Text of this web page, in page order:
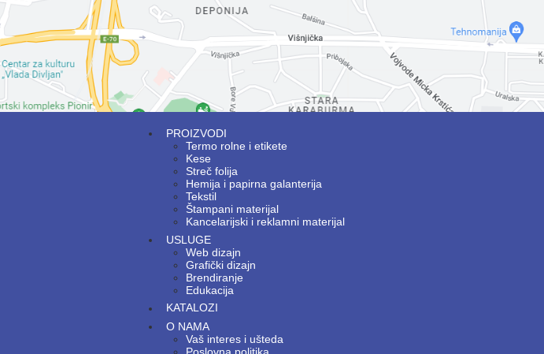
PROIZVODI
Termo rolne i etikete
Kese
Streč folija
Hemija i papirna galanterija
Tekstil
Štampani materijal
Kancelarijski i reklamni materijal
USLUGE
Web dizajn
Grafički dizajn
Brendiranje
Edukacija
KATALOZI
O NAMA
Vaš interes i ušteda
Poslovna politika